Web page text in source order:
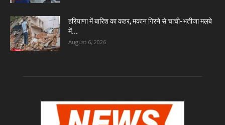
हरियाणा में बारिश का कहर, मकान गिरने से चाची-भतीजा मलबे
में...
August 6, 2026